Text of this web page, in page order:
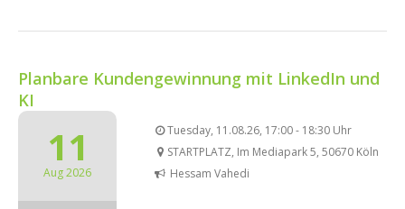
Planbare Kundengewinnung mit LinkedIn und
KI
11
Aug 2026
Tuesday, 11.08.26, 17:00 - 18:30 Uhr
STARTPLATZ, Im Mediapark 5, 50670 Köln
Hessam Vahedi